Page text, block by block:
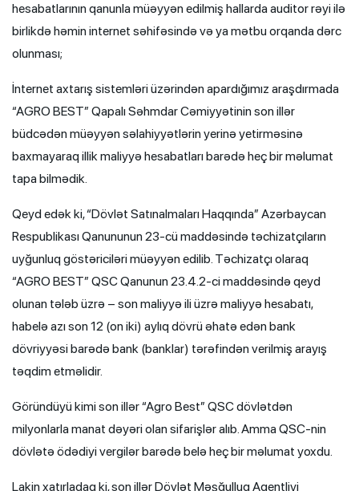
hesabatlarının qanunla müəyyən edilmiş hallarda auditor rəyi ilə
birlikdə həmin internet səhifəsində və ya mətbu orqanda dərc
olunması;
İnternet axtarış sistemləri üzərindən apardığımız araşdırmada
“AGRO BEST” Qapalı Səhmdar Cəmiyyətinin son illər
büdcədən müəyyən səlahiyyətlərin yerinə yetirməsinə
baxmayaraq illik maliyyə hesabatları barədə heç bir məlumat
tapa bilmədik.
Qeyd edək ki, “Dövlət Satınalmaları Haqqında” Azərbaycan
Respublikası Qanununun 23-cü maddəsində təchizatçıların
uyğunluq göstəriciləri müəyyən edilib. Təchizatçı olaraq
“AGRO BEST” QSC Qanunun 23.4.2-ci maddəsində qeyd
olunan tələb üzrə – son maliyyə ili üzrə maliyyə hesabatı,
habelə azı son 12 (on iki) aylıq dövrü əhatə edən bank
dövriyyəsi barədə bank (banklar) tərəfindən verilmiş arayış
təqdim etməlidir.
Göründüyü kimi son illər “Agro Best” QSC dövlətdən
milyonlarla manat dəyəri olan sifarişlər alıb. Amma QSC-nin
dövlətə ödədiyi vergilər barədə belə heç bir məlumat yoxdu.
Lakin xatırladaq ki, son illər Dövlət Məşğulluq Agentliyi